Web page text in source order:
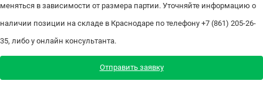
меняться в зависимости от размера партии. Уточняйте информацию о
наличии позиции на складе в Краснодаре по телефону +7 (861) 205-26-
35, либо у онлайн консультанта.
Отправить заявку